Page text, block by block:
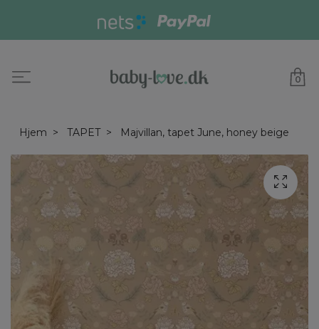
0
Hjem TAPET Majvillan, tapet June, honey beige